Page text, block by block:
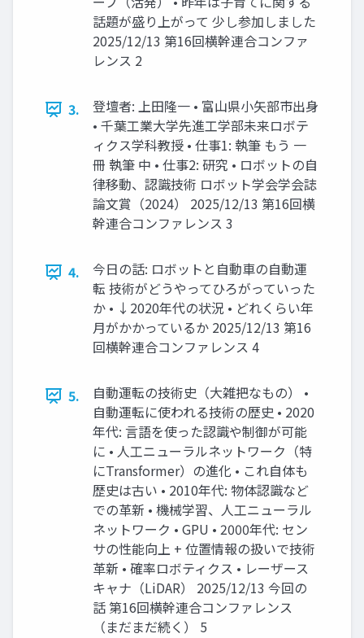
話題が盛り上がって 少し参加しました
2025/12/13 第16回横幹連合コンファ
レンス 2
3.
登壇者: 上田隆一 • 富山県小矢部市出身
• 千葉工業大学先進工学部未来ロボテ
ィクス学科教授 • 仕事1: 執筆 もう 一
冊 執筆 中 • 仕事2: 研究 • ロボットの自
律移動、認識技術 ロボット学会学会誌
論文賞（2024） 2025/12/13 第16回横
幹連合コンファレンス 3
4.
今日の話: ロボットと自動車の自動運
転 技術がどうやってひろがっていった
か • ↓2020年代の状況 • どれくらい年
月がかかっているか 2025/12/13 第16
回横幹連合コンファレンス 4
5.
自動運転の技術史（大雑把なもの） •
自動運転に使われる技術の歴史 • 2020
年代: 言語を使った認識や制御が可能
に • 人工ニューラルネットワーク（特
にTransformer）の進化 • これ自体も
歴史は古い • 2010年代: 物体認識など
での革新 • 機械学習、人工ニューラル
ネットワーク • GPU • 2000年代: セン
サの性能向上 + 位置情報の扱いで技術
革新 • 確率ロボティクス • レーザース
キャナ（LiDAR） 2025/12/13 今回の
話 第16回横幹連合コンファレンス
（まだまだ続く） 5